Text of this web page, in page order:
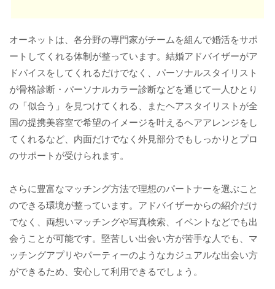
オーネットは、各分野の専門家がチームを組んで婚活をサポ
ートしてくれる体制が整っています。結婚アドバイザーがア
ドバイスをしてくれるだけでなく、パーソナルスタイリスト
が骨格診断・パーソナルカラー診断などを通じて一人ひとり
の「似合う」を見つけてくれる、またヘアスタイリストが全
国の提携美容室で希望のイメージを叶えるヘアアレンジをし
てくれるなど、内面だけでなく外見部分でもしっかりとプロ
のサポートが受けられます。
さらに豊富なマッチング方法で理想のパートナーを選ぶこと
のできる環境が整っています。アドバイザーからの紹介だけ
でなく、両想いマッチングや写真検索、イベントなどでも出
会うことが可能です。堅苦しい出会い方が苦手な人でも、マ
ッチングアプリやパーティーのようなカジュアルな出会い方
ができるため、安心して利用できるでしょう。